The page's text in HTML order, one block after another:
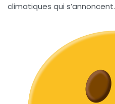
climatiques qui s’annoncent.